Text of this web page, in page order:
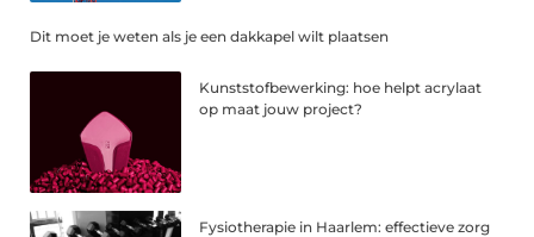
Dit moet je weten als je een dakkapel wilt plaatsen
Kunststofbewerking: hoe helpt acrylaat
op maat jouw project?
Fysiotherapie in Haarlem: effectieve zorg